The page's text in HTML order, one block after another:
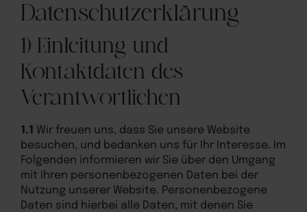
Datenschutzerklärung
1) Einleitung und
Kontaktdaten des
Verantwortlichen
1.1 Wir freuen uns, dass Sie unsere Website
besuchen, und bedanken uns für Ihr Interesse. Im
Folgenden informieren wir Sie über den Umgang
mit Ihren personenbezogenen Daten bei der
Nutzung unserer Website. Personenbezogene
Daten sind hierbei alle Daten, mit denen Sie